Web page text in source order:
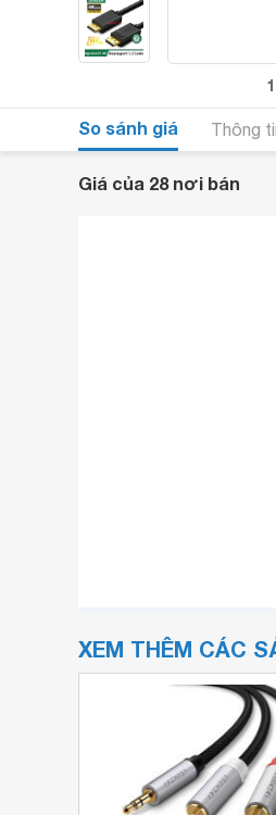
So sánh giá Thông
Giá của 28 nơi bán
XEM THÊM CÁC